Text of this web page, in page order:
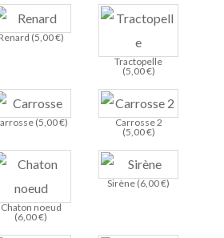
Renard (5,00€)
Tractopelle
(5,00€)
(5,00€)
Carrosse 2
(5,00€)
Chaton noeud
(6,00€)
Sirène (6,00€)